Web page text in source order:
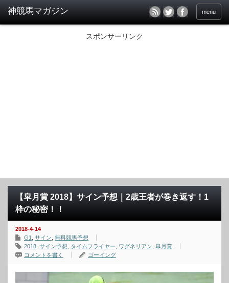
menu
スポンサーリンク
【皐月賞 2018】サイン予想｜2歳王者が巻き返す！1
枠の秘密！！
2018-4-14
G1
サイン 無料競馬予想
2018 サイン予想 タイムフライヤー ワグネリアン 皐月賞
コメントを書く
ゴーイング